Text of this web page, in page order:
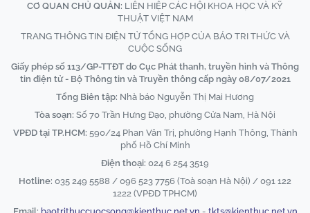
CƠ QUAN CHỦ QUẢN: LIÊN HIỆP CÁC HỘI KHOA HỌC VÀ KỸ
THUẬT VIỆT NAM
TRANG THÔNG TIN ĐIỆN TỬ TỔNG HỢP CỦA BÁO TRI THỨC VÀ
CUỘC SỐNG
Giấy phép số 113/GP-TTĐT do Cục Phát thanh, truyền hình và Thông
tin điện tử - Bộ Thông tin và Truyền thông cấp ngày 08/07/2021
Tổng Biên tập: Nhà báo Nguyễn Thị Mai Hương
Tòa soạn: Số 70 Trần Hưng Đạo, phường Cửa Nam, Hà Nội
VPĐD tại TP.HCM: 590/24 Phan Văn Trị, phường Hạnh Thông, Thành
phố Hồ Chí Minh
Điện thoại: 024 6 254 3519
Hotline: 035 249 5588 / 096 523 7756 (Toà soạn Hà Nội) / 091 122
1222 (VPĐD TPHCM)